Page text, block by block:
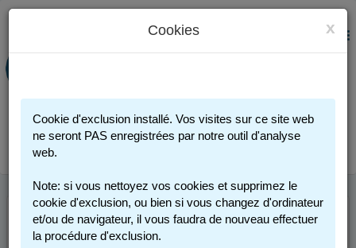
PORTAIL FAMILLE
Connexion
MENU
INFOS UTILES
x
Cookies
Cookie d'exclusion installé. Vos visites sur ce site web
ne seront PAS enregistrées par notre outil d'analyse
web.
Note: si vous nettoyez vos cookies et supprimez le
cookie d'exclusion, ou bien si vous changez d'ordinateur
et/ou de navigateur, il vous faudra de nouveau effectuer
la procédure d'exclusion.